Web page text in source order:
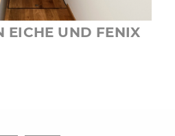
EICHE UND FENIX